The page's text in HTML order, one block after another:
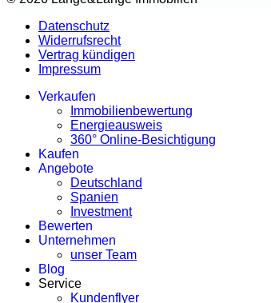
Datenschutz
Widerrufsrecht
Vertrag kündigen
Impressum
Verkaufen
Immobilienbewertung
Energieausweis
360° Online-Besichtigung
Kaufen
Angebote
Deutschland
Spanien
Investment
Bewerten
Unternehmen
unser Team
Blog
Service
Kundenflyer